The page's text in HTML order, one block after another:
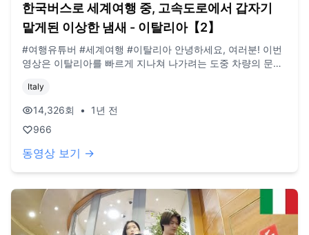
한국버스로 세계여행 중, 고속도로에서 갑자기
맡게된 이상한 냄새 - 이탈리아【2】
#여행유튜버 #세계여행 #이탈리아 안녕하세요, 여러분! 이번
영상은 이탈리아를 빠르게 지나쳐 나가려는 도중 차량의 문제
습니다. 어쩌다 들리게 된 가르다호수의 마을이고 캠핑장의 비
용이 생각보다 들었지만, 지난 여행 동안 한번도 이렇게 잘 되
어있는 캠핑장을 못가봐서인지 경험을 해보기를 잘했다는 생
각이 들었습니다. (현재 업로드 되는 영상은 작년 여름 영상임
니다! / 2022년 3월부터 노란버스를 타고 세계여행 중입니다.
유튜브 '지금게르'는 다양한 장소, 형태의 집을 이동하면서 사
는 저희의 일상을 공유하는 공간입니다. e-mail.
jigeumgernail@gmail.com / BGM. artlist.io
Italy
14,326회 •
1년 전
966
동영상 보기 →